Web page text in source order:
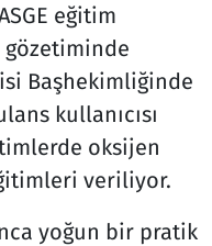
eğitim
Başhekimliğinde
kullanıcısı
oksijen
veriliyor.
yoğun bir pratik